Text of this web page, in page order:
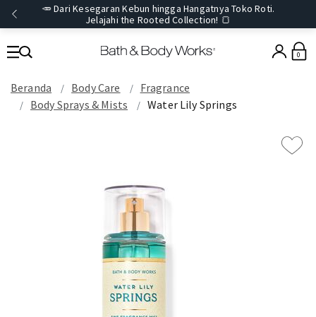
🥕 Dari Kesegaran Kebun hingga Hangatnya Toko Roti.
Jelajahi the Rooted Collection! 🍞
0
Beranda Body Care
Fragrance
Body Sprays & Mists
Water Lily Springs